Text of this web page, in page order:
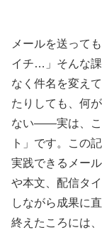
メールを送って
イチ…」そんな
なく件名を変え
たりしても、何
ない——実は、こ
ト」です。この
実践できるメー
や本文、配信タ
しながら成果に
終えたころには